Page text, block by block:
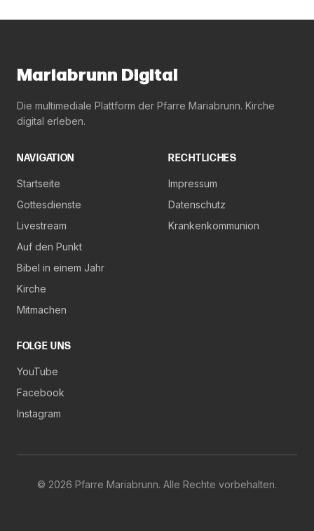
Mariabrunn Digital
Die multimediale Plattform der Pfarre Mariabrunn. Kirche
digital erleben.
NAVIGATION
Startseite
Gottesdienste
Livestream
Auf den Punkt
Bibel in einem Jahr
Kirche
Mitmachen
RECHTLICHES
Impressum
Datenschutz
Krankenkommunion
FOLGE UNS
YouTube
Facebook
Instagram
© 2026 Pfarre Mariabrunn. Alle Rechte vorbehalten.